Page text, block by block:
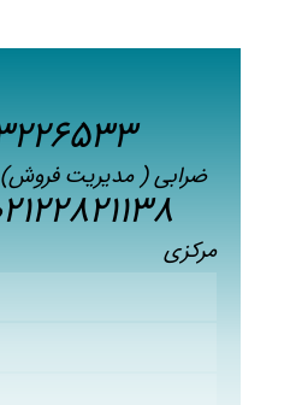
ضرابی ( مدیریت فروش)
مرکزی